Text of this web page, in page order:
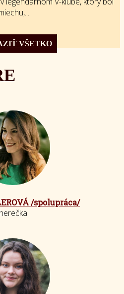
VŠETKO
/spolupráca/
herečka